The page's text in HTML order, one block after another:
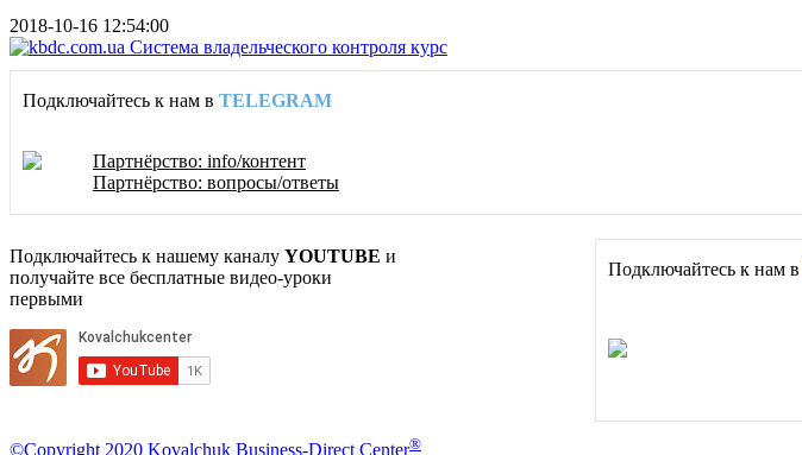
2018-10-16 12:54:00
Подключайтесь к нам в TELEGRAM
Партнёрство: info/контент
Партнёрство: вопросы/ответы
Подключайтесь к нашему каналу YOUTUBE и
получайте все бесплатные видео-уроки
первыми
Подключайтесь к нам в
©Copyright 2020 Kovalchuk Business-Direct Center®